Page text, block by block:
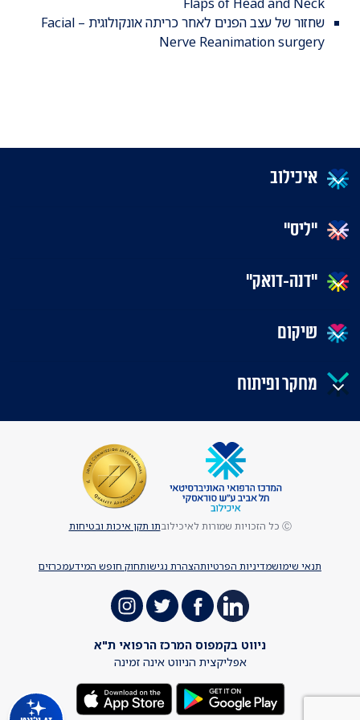
שחזור של עצב הפנים לאחר כריתה אונקולוגית – Facial
Nerve Reanimation surgery
איכילוב
"ליס"
"דנה-דואק"
שיקום
מחקר ופיתוח
תנאי שימושמדיניות הפרטיותהצהרת נגישותחוק חופש המידעמכרזים
Ⓒ כל הזכויות שמורות לאיכילוב תו תקן איכות ובטיחות
ניווט בקמפוס המרכז הרפואי ת"א
אפליקצית הניווט אינה זמינה